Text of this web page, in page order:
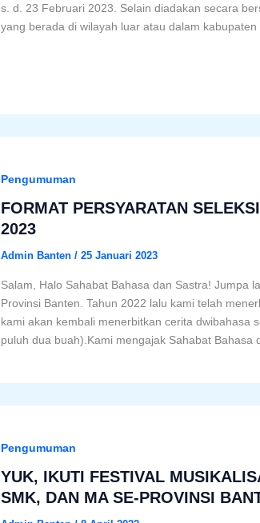
s. d. 23 Februari 2023. Selain diadakan secara
yang berada di wilayah luar atau dalam
Pengumuman
FORMAT PERSYARATAN
2023
Admin Banten / 25 Januari 2023
Salam, Halo Sahabat Bahasa dan Sastra! Jumpa
Provinsi Banten. Tahun 2022 lalu kami telah
kami akan kembali menerbitkan cerita dwibahasa
puluh dua buah).Kami mengajak Sahabat Bahasa
Pengumuman
YUK, IKUTI FESTIVAL
SMK, DAN MA SE-PROVINSI